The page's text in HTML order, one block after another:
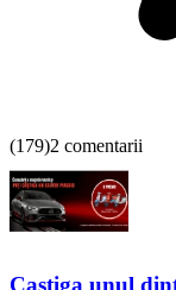
(179)2 comentarii